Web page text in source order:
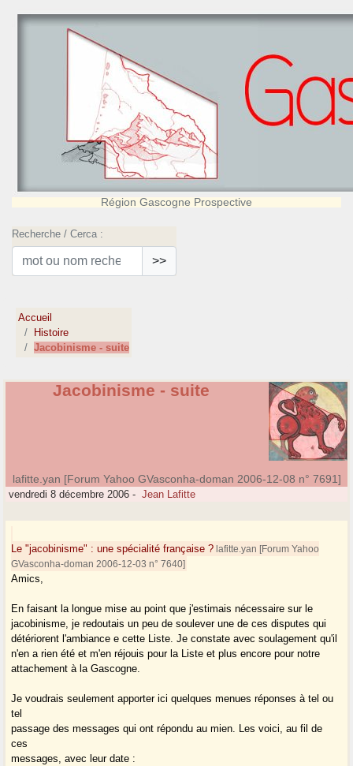
Région Gascogne Prospective
Recherche / Cerca :
>>
Accueil
Histoire
Jacobinisme - suite
Jacobinisme - suite
lafitte.yan [Forum Yahoo GVasconha-doman 2006-12-08 n° 7691]
vendredi 8 décembre 2006 - Jean Lafitte
Le "jacobinisme" : une spécialité française ? lafitte.yan [Forum Yahoo
GVasconha-doman 2006-12-03 n° 7640]
Amics,
En faisant la longue mise au point que j'estimais nécessaire sur le
jacobinisme, je redoutais un peu de soulever une de ces disputes qui
détériorent l'ambiance e cette Liste. Je constate avec soulagement qu'il
n'en a rien été et m'en réjouis pour la Liste et plus encore pour notre
attachement à la Gascogne.
Je voudrais seulement apporter ici quelques menues réponses à tel ou
tel
passage des messages qui ont répondu au mien. Les voici, au fil de
ces
messages, avec leur date :